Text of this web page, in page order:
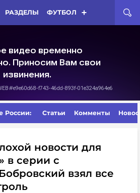
РАЗДЕЛЫ ФУТБОЛ
России: Статьи Комменты
новости для
в серии с
взял все